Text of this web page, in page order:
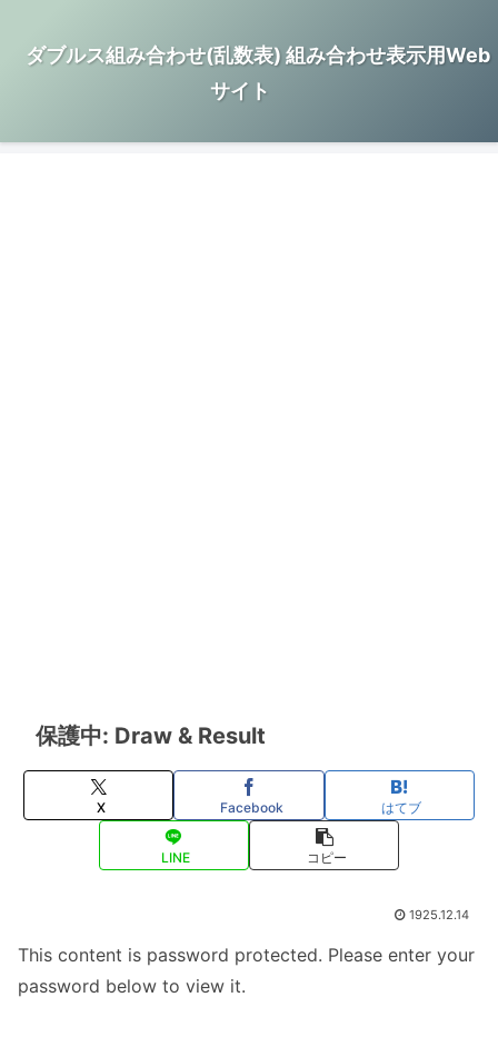
ダブルス組み合わせ(乱数表) 組み合わせ表示用Web
サイト
保護中: Draw & Result
X Facebook はてブ
LINE コピー
1925.12.14
This content is password protected. Please enter your
password below to view it.